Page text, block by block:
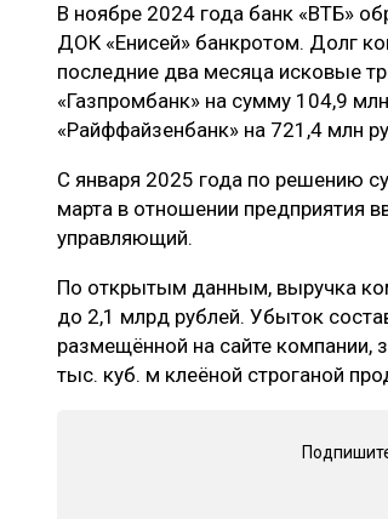
ЦБП
ЭКСПЕРТНОЕ МНЕНИЕ
В ноябре 2024 года банк «ВТБ»
ДОК «Енисей» банкротом. Долг
последние два месяца исковые
«Газпромбанк» на сумму 104,9
«Райффайзенбанк» на 721,4 млн
С января 2025 года по решению
марта в отношении предприятия
управляющий.
По открытым данным, выручка
до 2,1 млрд рублей. Убыток
размещённой на сайте компании,
тыс. куб. м клеёной строганой